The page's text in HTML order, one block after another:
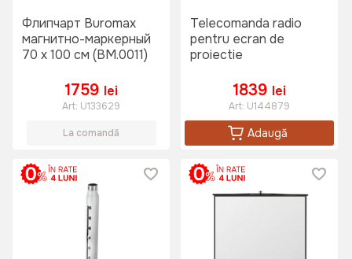
Флипчарт Buromax
магнитно-маркерный
70 х 100 см (BM.0011)
1759 lei
Art: U133629
La comandă
Telecomanda radio
pentru ecran de
proiectie
1839 lei
Art: U144879
Adaugă